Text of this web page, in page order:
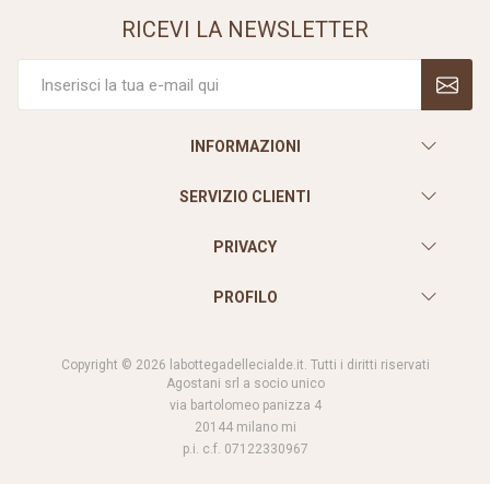
RICEVI LA NEWSLETTER
INFORMAZIONI
SERVIZIO CLIENTI
PRIVACY
PROFILO
Copyright © 2026 labottegadellecialde.it. Tutti i diritti riservati
Agostani srl a socio unico
via bartolomeo panizza 4
20144 milano mi
p.i. c.f. 07122330967